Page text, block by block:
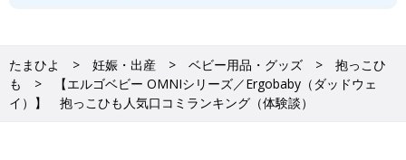
主な交通手段
自家用車
居住地域
大阪府
たまひよ 妊娠・出産 ベビー用品・グッズ
抱っこひ
も
【エルゴベビー OMNIシリーズ／Ergobaby（ダッドウェ
イ）】 抱っこひも人気口コミランキング（体験談）